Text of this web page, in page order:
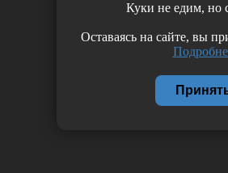
Куки не едим, но
Оставаясь на сайте, вы